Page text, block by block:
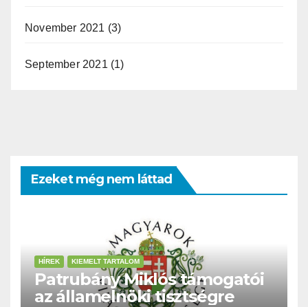
November 2021 (3)
September 2021 (1)
Ezeket még nem láttad
HÍREK KIEMELT TARTALOM
Patrubány Miklós támogatói
az államelnöki tisztségre